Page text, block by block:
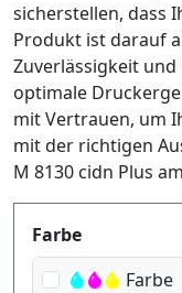
sicherstellen, dass
Produkt ist darauf
Zuverlässigkeit
optimale
mit Vertrauen, um
mit der richtigen
M 8130 cidn Plus
Produktfilter
Farbe
Farbe